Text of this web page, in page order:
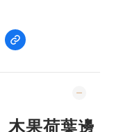
木果荷葉邊